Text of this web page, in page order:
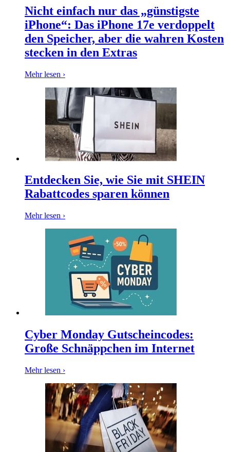
Pandora
Douglas
DocMorris
Intimissimi
Audible
Sportstech
Oakley
Urlaub und
Transport
Beauty und
Sport und
Fitness
Motorräder
Nicht einfach nur das „günstigste
iPhone“: Das iPhone 17e verdoppelt
den Speicher, aber die wahren Kosten
stecken in den Extras
Mehr lesen ›
Entdecken Sie, wie Sie mit SHEIN
Rabattcodes sparen können
Mehr lesen ›
Cyber Monday Gutscheincodes:
Große Schnäppchen im Internet
Mehr lesen ›